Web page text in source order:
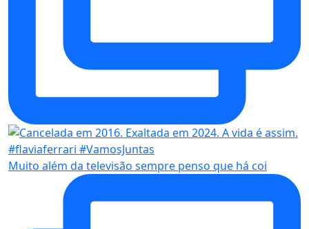
Muito além da televisão sempre penso que há coi